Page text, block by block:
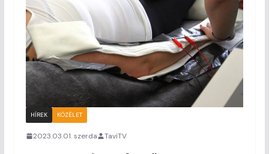
HÍREK KÖZÉLET
2023.03.01. szerda TaviTV